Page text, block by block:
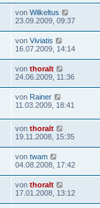
von Wilkeltus
23.09.2009, 09:37
von Viviatis
16.07.2009, 14:14
von thoralt
24.06.2009, 11:36
von Rainer
11.03.2009, 18:41
von thoralt
19.11.2008, 15:35
von twam
04.08.2008, 17:42
von thoralt
17.01.2008, 13:12